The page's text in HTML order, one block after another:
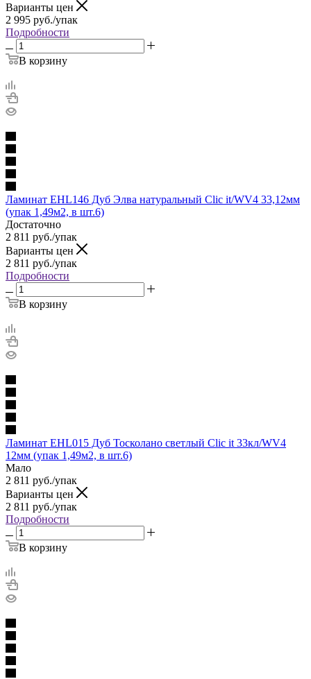
Варианты цен
2 995 руб./упак
Подробности
В корзину
Ламинат EHL146 Дуб Элва натуральный Clic it/WV4 33,12мм
(упак 1,49м2, в шт.6)
Достаточно
2 811 руб./упак
Варианты цен
2 811 руб./упак
Подробности
В корзину
Ламинат EHL015 Дуб Тосколано светлый Сlic it 33кл/WV4
12мм (упак 1,49м2, в шт.6)
Мало
2 811 руб./упак
Варианты цен
2 811 руб./упак
Подробности
В корзину